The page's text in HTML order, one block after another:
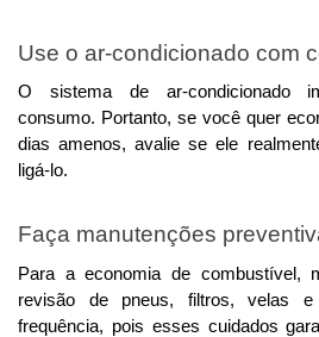
Use o ar-condicionado com
O sistema de ar-condicionado
consumo. Portanto, se você quer
dias amenos, avalie se ele
ligá-lo.
Faça manutenções
Para a economia de combustível,
revisão de pneus, filtros, velas e
frequência, pois esses cuidados